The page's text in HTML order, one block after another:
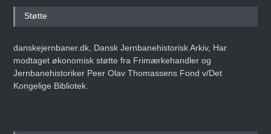
Støtte
danskejernbaner.dk, Dansk Jernbanehistorisk Arkiv, Har
modtaget økonomisk støtte fra Frimærkehandler og
Jernbanehistoriker Peer Olav Thomassens Fond v/Det
Kongelige Bibliotek.